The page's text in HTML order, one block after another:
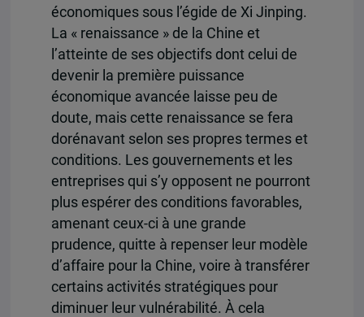
économiques sous l’égide de Xi Jinping.
La « renaissance » de la Chine et
l’atteinte de ses objectifs dont celui de
devenir la première puissance
économique avancée laisse peu de
doute, mais cette renaissance se fera
dorénavant selon ses propres termes et
conditions. Les gouvernements et les
entreprises qui s’y opposent ne pourront
plus espérer des conditions favorables,
amenant ceux-ci à une grande
prudence, quitte à repenser leur modèle
d’affaire pour la Chine, voire à transférer
certains activités stratégiques pour
diminuer leur vulnérabilité. À cela